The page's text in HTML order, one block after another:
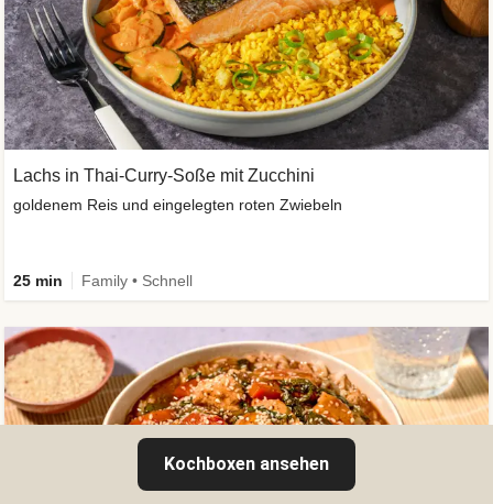
Lachs in Thai-Curry-Soße mit Zucchini
goldenem Reis und eingelegten roten Zwiebeln
25 min Family • Schnell
Kochboxen ansehen